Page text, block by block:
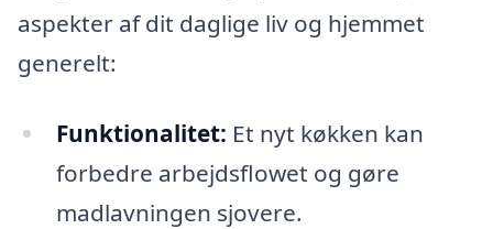
aspekter af dit daglige liv og hjemmet
generelt:
Funktionalitet: Et nyt køkken kan
forbedre arbejdsflowet og gøre
madlavningen sjovere.